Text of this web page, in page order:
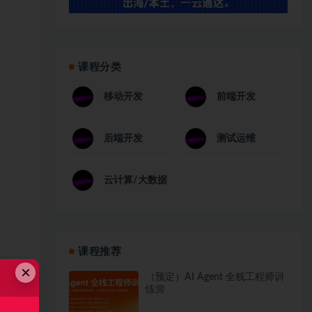
课程分类
移动开发 前端开发
后端开发 测试运维
云计算/大数据
课程推荐
（预定）AI Agent 全栈工程师训
练营
×